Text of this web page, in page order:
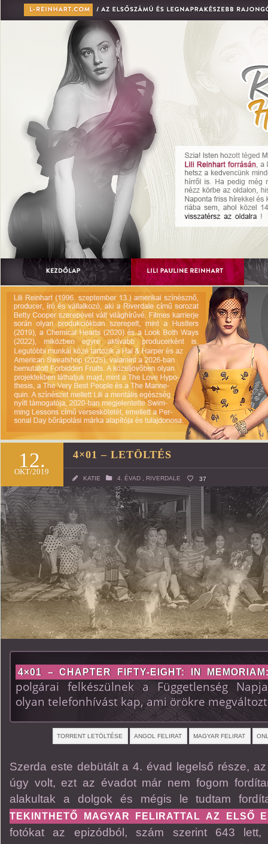
12.
OKT/2019
4×01 – LETÖLTÉS
KATIE 4. ÉVAD RIVERDALE 37
4×01 – CHAPTER FIFTY-EIGHT: IN
polgárai felkészülnek a Függetlenség
olyan telefonhívást kap, ami örökre
TORRENT LETÖLTÉSE ANGOL FELIRAT MAGYAR FELIRAT
Szerda este debütált a 4. évad legelső része, az
úgy volt, ezt az évadot már nem fogom
alakultak a dolgok és mégis le tudtam
TEKINTHETŐ MAGYAR FELIRATTAL AZ ELSŐ
fotókat az epizódból, szám szerint 643